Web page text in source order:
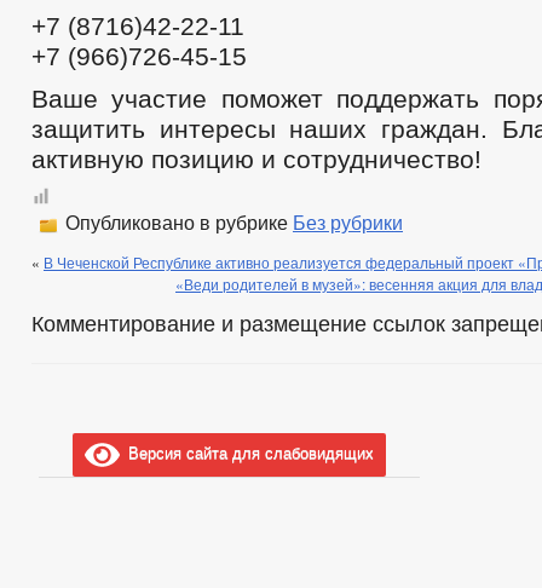
+7 (8716)42-22-11
+7 (966)726-45-15
Ваше участие поможет поддержать
защитить интересы наших граждан.
активную позицию и сотрудничество!
Опубликовано в рубрике Без рубрики
« В Чеченской Республике активно реализуется федеральный проект
«Веди родителей в музей»: весенняя акция для
Комментирование и размещение ссылок
Версия сайта для слабовидящих